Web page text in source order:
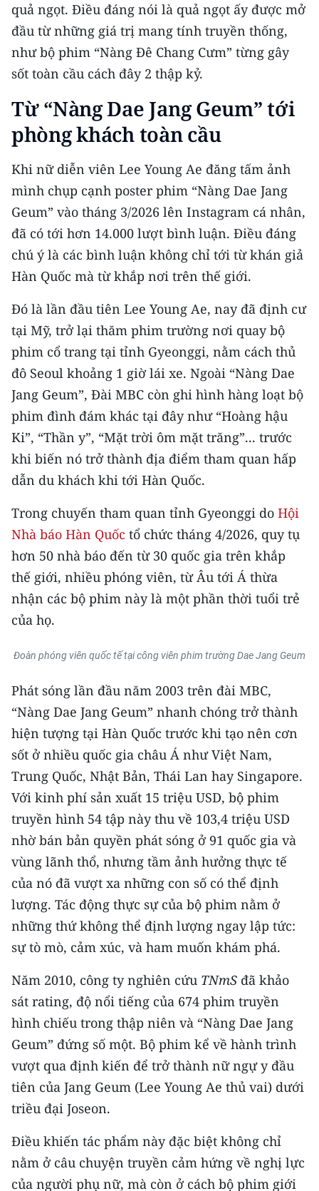
Media Thể thao
Media Giáo dục
Media Y tế
Media Khoa học - Công nghệ
Media Môi trường
Ảnh
Infographic
TIN MỚI
TIN ĐỊA PHƯƠNG
Trung du và miền núi phía Bắc
Đồng bằng sông Hồng
Bắc Trung Bộ
Duyên hải Nam Trung Bộ và Tây
Nguyên
Đông Nam Bộ
Đồng bằng sông Cửu Long
Chuyên trang Hà Nội
Chuyên trang TP. Hồ Chí Minh
CHUYÊN ĐỀ
CÁC CHUYÊN TRANG
VỀ BÁO NHÂN DÂN
THỜI NAY
NHÂN DÂN CUỐI TUẦN
NHÂN DÂN HẰNG THÁNG
MUA BÁO
ĐỌC BÁO IN
ENGLISH
中文
FRANÇAIS
РУССКИЙ
ESPAÑOL
한국어
quả ngọt. Điều đáng nói là quả ngọt ấy được mở
đầu từ những giá trị mang tính truyền thống,
như bộ phim “Nàng Đê Chang Cưm” từng gây
sốt toàn cầu cách đây 2 thập kỷ.
Từ “Nàng Dae Jang Geum” tới
phòng khách toàn cầu
Khi nữ diễn viên Lee Young Ae đăng tấm ảnh
mình chụp cạnh poster phim “Nàng Dae Jang
Geum” vào tháng 3/2026 lên Instagram cá nhân,
đã có tới hơn 14.000 lượt bình luận. Điều đáng
chú ý là các bình luận không chỉ tới từ khán giả
Hàn Quốc mà từ khắp nơi trên thế giới.
Đó là lần đầu tiên Lee Young Ae, nay đã định cư
tại Mỹ, trở lại thăm phim trường nơi quay bộ
phim cổ trang tại tỉnh Gyeonggi, nằm cách thủ
đô Seoul khoảng 1 giờ lái xe. Ngoài “Nàng Dae
Jang Geum”, Đài MBC còn ghi hình hàng loạt bộ
phim đình đám khác tại đây như “Hoàng hậu
Ki”, “Thần y”, “Mặt trời ôm mặt trăng”... trước
khi biến nó trở thành địa điểm tham quan hấp
dẫn du khách khi tới Hàn Quốc.
Trong chuyến tham quan tỉnh Gyeonggi do Hội
Nhà báo Hàn Quốc tổ chức tháng 4/2026, quy tụ
hơn 50 nhà báo đến từ 30 quốc gia trên khắp
thế giới, nhiều phóng viên, từ Âu tới Á thừa
nhận các bộ phim này là một phần thời tuổi trẻ
của họ.
Đoàn phóng viên quốc tế tại công viên phim trường Dae Jang Geum
Phát sóng lần đầu năm 2003 trên đài MBC,
“Nàng Dae Jang Geum” nhanh chóng trở thành
hiện tượng tại Hàn Quốc trước khi tạo nên cơn
sốt ở nhiều quốc gia châu Á như Việt Nam,
Trung Quốc, Nhật Bản, Thái Lan hay Singapore.
Với kinh phí sản xuất 15 triệu USD, bộ phim
truyền hình 54 tập này thu về 103,4 triệu USD
nhờ bán bản quyền phát sóng ở 91 quốc gia và
vùng lãnh thổ, nhưng tầm ảnh hưởng thực tế
của nó đã vượt xa những con số có thể định
lượng. Tác động thực sự của bộ phim nằm ở
những thứ không thể định lượng ngay lập tức:
sự tò mò, cảm xúc, và ham muốn khám phá.
Năm 2010, công ty nghiên cứu TNmS đã khảo
sát rating, độ nổi tiếng của 674 phim truyền
hình chiếu trong thập niên và “Nàng Dae Jang
Geum” đứng số một. Bộ phim kể về hành trình
vượt qua định kiến để trở thành nữ ngự y đầu
tiên của Jang Geum (Lee Young Ae thủ vai) dưới
triều đại Joseon.
Điều khiến tác phẩm này đặc biệt không chỉ
nằm ở câu chuyện truyền cảm hứng về nghị lực
của người phụ nữ, mà còn ở cách bộ phim giới